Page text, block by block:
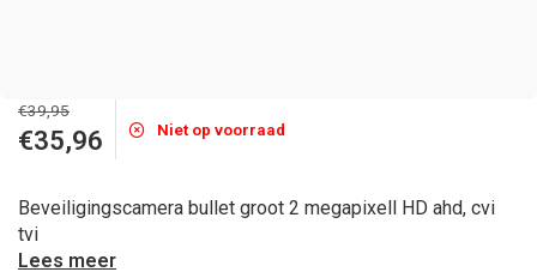
€39,95
€35,96 Niet op voorraad
Beveiligingscamera bullet groot 2 megapixell HD ahd, cvi
tvi
Lees meer